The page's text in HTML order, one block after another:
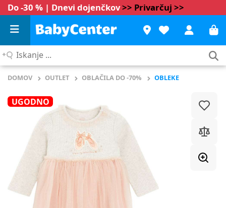
Do -30 % | Dnevi dojenčkov>> Privarčuj >>
Iskanje
DOMOV OUTLET OBLAČILA DO -70% OBLEKE
UGODNO